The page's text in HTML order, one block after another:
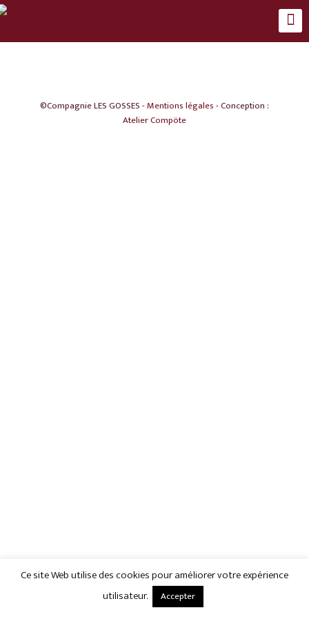
©Compagnie LES GOSSES -Mentions légales- Conception :
Atelier Compöte
Ce site Web utilise des cookies pour améliorer votre expérience
utilisateur.
Accepter